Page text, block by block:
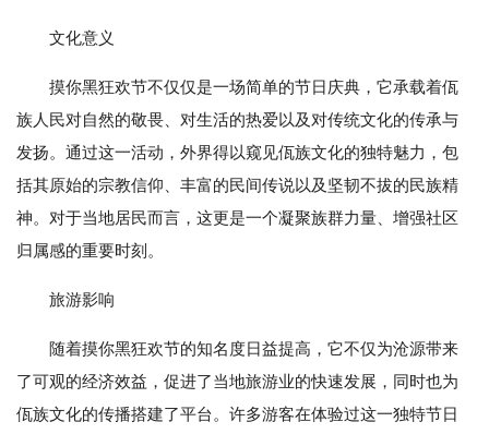
文化意义
摸你黑狂欢节不仅仅是一场简单的节日庆典，它承载着佤
族人民对自然的敬畏、对生活的热爱以及对传统文化的传承与
发扬。通过这一活动，外界得以窥见佤族文化的独特魅力，包
括其原始的宗教信仰、丰富的民间传说以及坚韧不拔的民族精
神。对于当地居民而言，这更是一个凝聚族群力量、增强社区
归属感的重要时刻。
旅游影响
随着摸你黑狂欢节的知名度日益提高，它不仅为沧源带来
了可观的经济效益，促进了当地旅游业的快速发展，同时也为
佤族文化的传播搭建了平台。许多游客在体验过这一独特节日